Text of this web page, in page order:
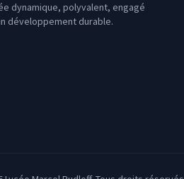
dynamique, polyvalent, engagé
développement durable.